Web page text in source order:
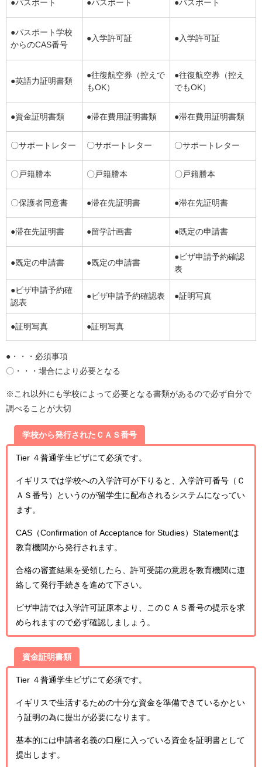
●パスポート ●パスポート ●パスポート
●パスポート学校
からのCAS番号
●入学許可証 ●入学許可証
●英語力証明書類
●往復航空券（控えで
もOK）
●往復航空券（控え
でもOK）
●資金証明書類 ●滞在費用証明書類 ●滞在費用証明書類
〇サポートレター 〇サポートレター 〇サポートレター
〇戸籍謄本 〇戸籍謄本 〇戸籍謄本
〇保護者同意書 ●滞在先証明書 ●滞在先証明書
●滞在先証明書 ●留学計画書 ●既定の申請書
●既定の申請書 ●既定の申請書
●ビザ申請予約確認
表
●ビザ申請予約確
認表
●ビザ申請予約確認表 ●証明写真
●証明写真 ●証明写真
●・・・必須事項
〇・・・場合により必要となる
※これ以外にも学校によって必要となる書類があるので必ず自分で
調べることが大切
学校から発行されたＣＡＳ番号
Tier ４普通学生ビザにて必須です。
イギリスでは学校への入学許可が下りると、入学許可番号（Ｃ
ＡＳ番号）というのが留学生に配布されるシステムになってい
ます。
CAS（Confirmation of Acceptance for Studies）Statementは
教育機関から発行されます。
合格の審査結果を受領したら、許可受諾の意思を教育機関に連
絡して発行手続きを進めて下さい。
ビザ申請では入学許可証原本より、このＣＡＳ番号の提示を求
められますので必ず確認しましょう。
資金証明書類
Tier ４普通学生ビザにて必須です。
イギリスで生活するための十分な資金を準備できているかとい
う証明の為に提出が必要になります。
基本的には申請者名義の口座に入っている資金を証明書として
提出します。